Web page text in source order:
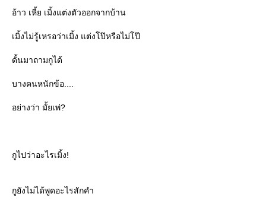
อ้าว เหี้ย เมิ้งแต่งตัวออกจากบ้าน
เมิ้งไม่รู้เหรอว่าเมิ้ง แต่งโป๊หรือไม่โป๊
ดั้นมาถามกูได้
บางคนหนักข้อ....
อย่างว่า มั้ยเพ่?
กูไปว่าอะไรเมิ้ง!
กูยังไม่ได้พูดอะไรสักคำ